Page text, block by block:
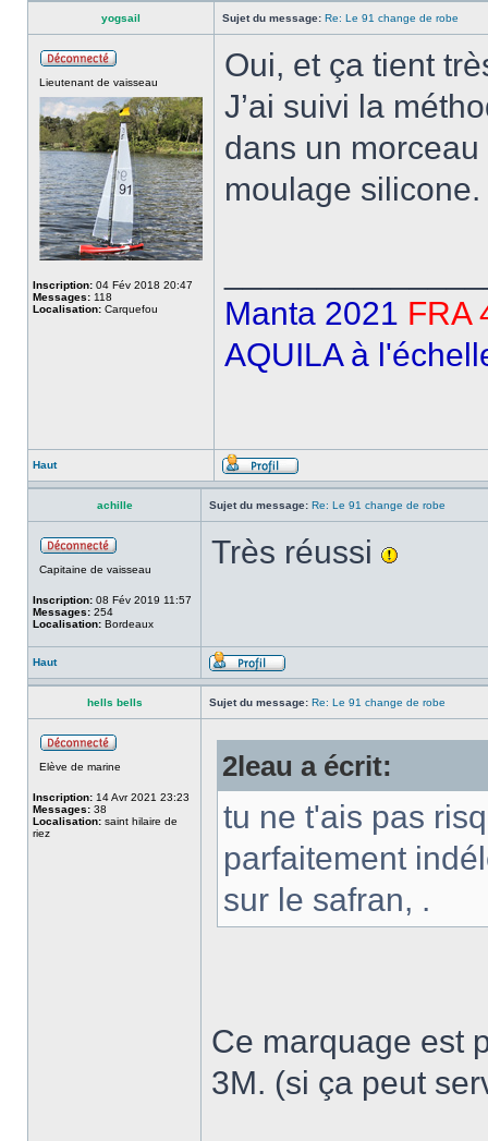
yogsail Sujet du message: Re: Le 91 change de robe
Lieutenant de vaisseau
Inscription: 04 Fév 2018 20:47
Messages: 118
Localisation: Carquefou
Oui, et ça tient
J’ai suivi la
dans un
moulage silicone.
Manta 2021 FRA
AQUILA à
Haut
achille Sujet du message: Re: Le 91 change de robe
Capitaine de vaisseau
Inscription: 08 Fév 2019 11:57
Messages: 254
Localisation: Bordeaux
Très réussi
Haut
hells bells Sujet du message: Re: Le 91 change de robe
Elève de marine
Inscription: 14 Avr 2021 23:23
Messages: 38
Localisation: saint hilaire de
riez
2leau a écrit:
tu ne t'ais pas
parfaitement
sur le safran, .
Ce marquage est
3M. (si ça peut